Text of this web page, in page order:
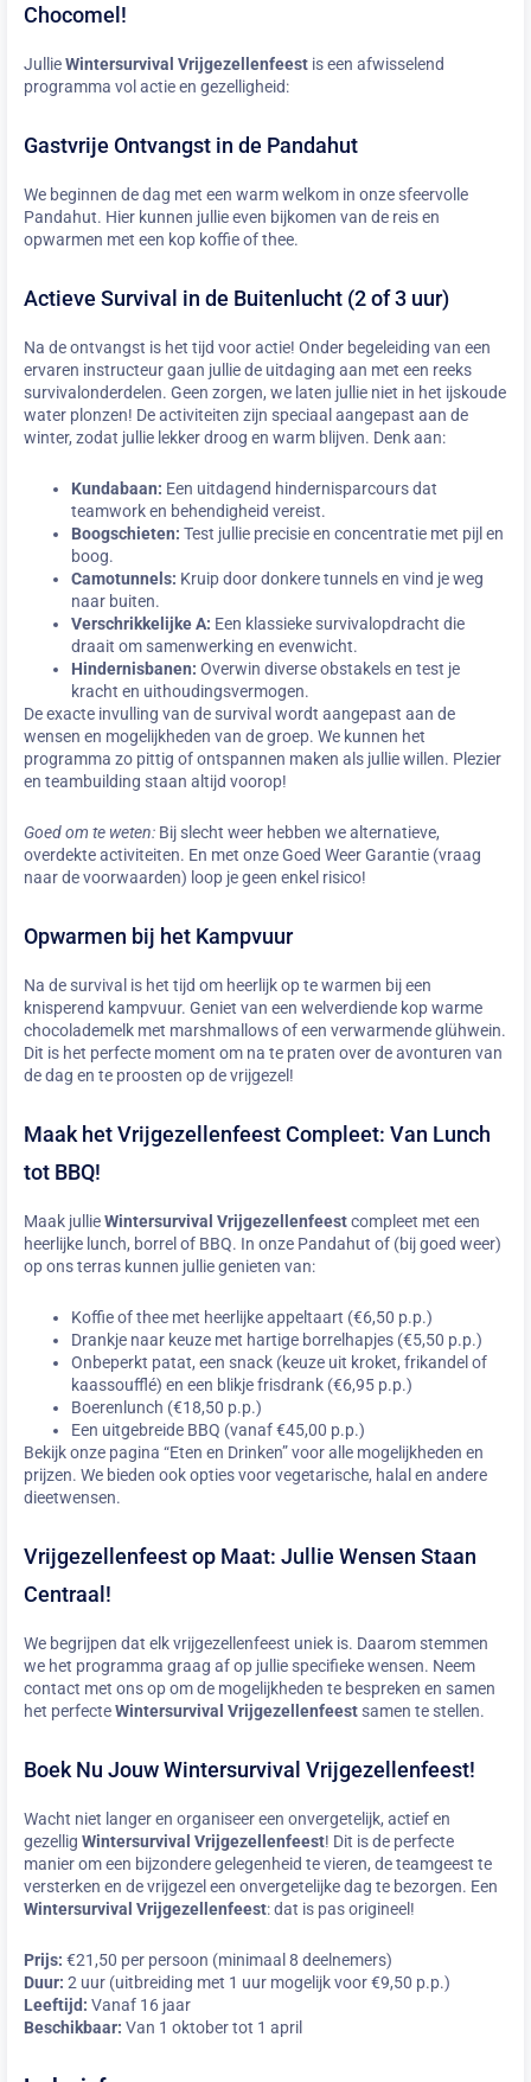
Chocomel!
JullieWintersurvival Vrijgezellenfeest is een afwisselend
programma vol actie en gezelligheid:
Gastvrije Ontvangst in de Pandahut
We beginnen de dag met een warm welkom in onze sfeervolle
Pandahut. Hier kunnen jullie even bijkomen van de reis en
opwarmen met een kop koffie of thee.
Actieve Survival in de Buitenlucht (2 of 3 uur)
Na de ontvangst is het tijd voor actie! Onder begeleiding van een
ervaren instructeur gaan jullie de uitdaging aan met een reeks
survivalonderdelen. Geen zorgen, we laten jullie niet in het ijskoude
water plonzen! De activiteiten zijn speciaal aangepast aan de
winter, zodat jullie lekker droog en warm blijven. Denk aan:
Kundabaan: Een uitdagend hindernisparcours dat
teamwork en behendigheid vereist.
Boogschieten: Test jullie precisie en concentratie met pijl en
boog.
Camotunnels: Kruip door donkere tunnels en vind je weg
naar buiten.
Verschrikkelijke A: Een klassieke survivalopdracht die
draait om samenwerking en evenwicht.
Hindernisbanen: Overwin diverse obstakels en test je
kracht en uithoudingsvermogen.
De exacte invulling van de survival wordt aangepast aan de
wensen en mogelijkheden van de groep. We kunnen het
programma zo pittig of ontspannen maken als jullie willen. Plezier
en teambuilding staan altijd voorop!
Goed om te weten: Bij slecht weer hebben we alternatieve,
overdekte activiteiten. En met onze Goed Weer Garantie (vraag
naar de voorwaarden) loop je geen enkel risico!
Opwarmen bij het Kampvuur
Na de survival is het tijd om heerlijk op te warmen bij een
knisperend kampvuur. Geniet van een welverdiende kop warme
chocolademelk met marshmallows of een verwarmende glühwein.
Dit is het perfecte moment om na te praten over de avonturen van
de dag en te proosten op de vrijgezel!
Maak het Vrijgezellenfeest Compleet: Van Lunch
tot BBQ!
Maak jullieWintersurvival Vrijgezellenfeestcompleet met een
heerlijke lunch, borrel of BBQ. In onze Pandahut of (bij goed weer)
op ons terras kunnen jullie genieten van:
Koffie of thee met heerlijke appeltaart (€6,50 p.p.)
Drankje naar keuze met hartige borrelhapjes (€5,50 p.p.)
Onbeperkt patat, een snack (keuze uit kroket, frikandel of
kaassoufflé) en een blikje frisdrank (€6,95 p.p.)
Boerenlunch (€18,50 p.p.)
Een uitgebreide BBQ (vanaf €45,00 p.p.)
Bekijk onze pagina “Eten en Drinken” voor alle mogelijkheden en
prijzen. We bieden ook opties voor vegetarische, halal en andere
dieetwensen.
Vrijgezellenfeest op Maat: Jullie Wensen Staan
Centraal!
We begrijpen dat elk vrijgezellenfeest uniek is. Daarom stemmen
we het programma graag af op jullie specifieke wensen. Neem
contact met ons op om de mogelijkheden te bespreken en samen
het perfecteWintersurvival Vrijgezellenfeest samen te stellen.
Boek Nu Jouw Wintersurvival Vrijgezellenfeest!
Wacht niet langer en organiseer een onvergetelijk, actief en
gezellig Wintersurvival Vrijgezellenfeest! Dit is de perfecte
manier om een bijzondere gelegenheid te vieren, de teamgeest te
versterken en de vrijgezel een onvergetelijke dag te bezorgen. Een
Wintersurvival Vrijgezellenfeest: dat is pas origineel!
Prijs: €21,50 per persoon (minimaal 8 deelnemers)
Duur: 2 uur (uitbreiding met 1 uur mogelijk voor €9,50 p.p.)
Leeftijd: Vanaf 16 jaar
Beschikbaar: Van 1 oktober tot 1 april